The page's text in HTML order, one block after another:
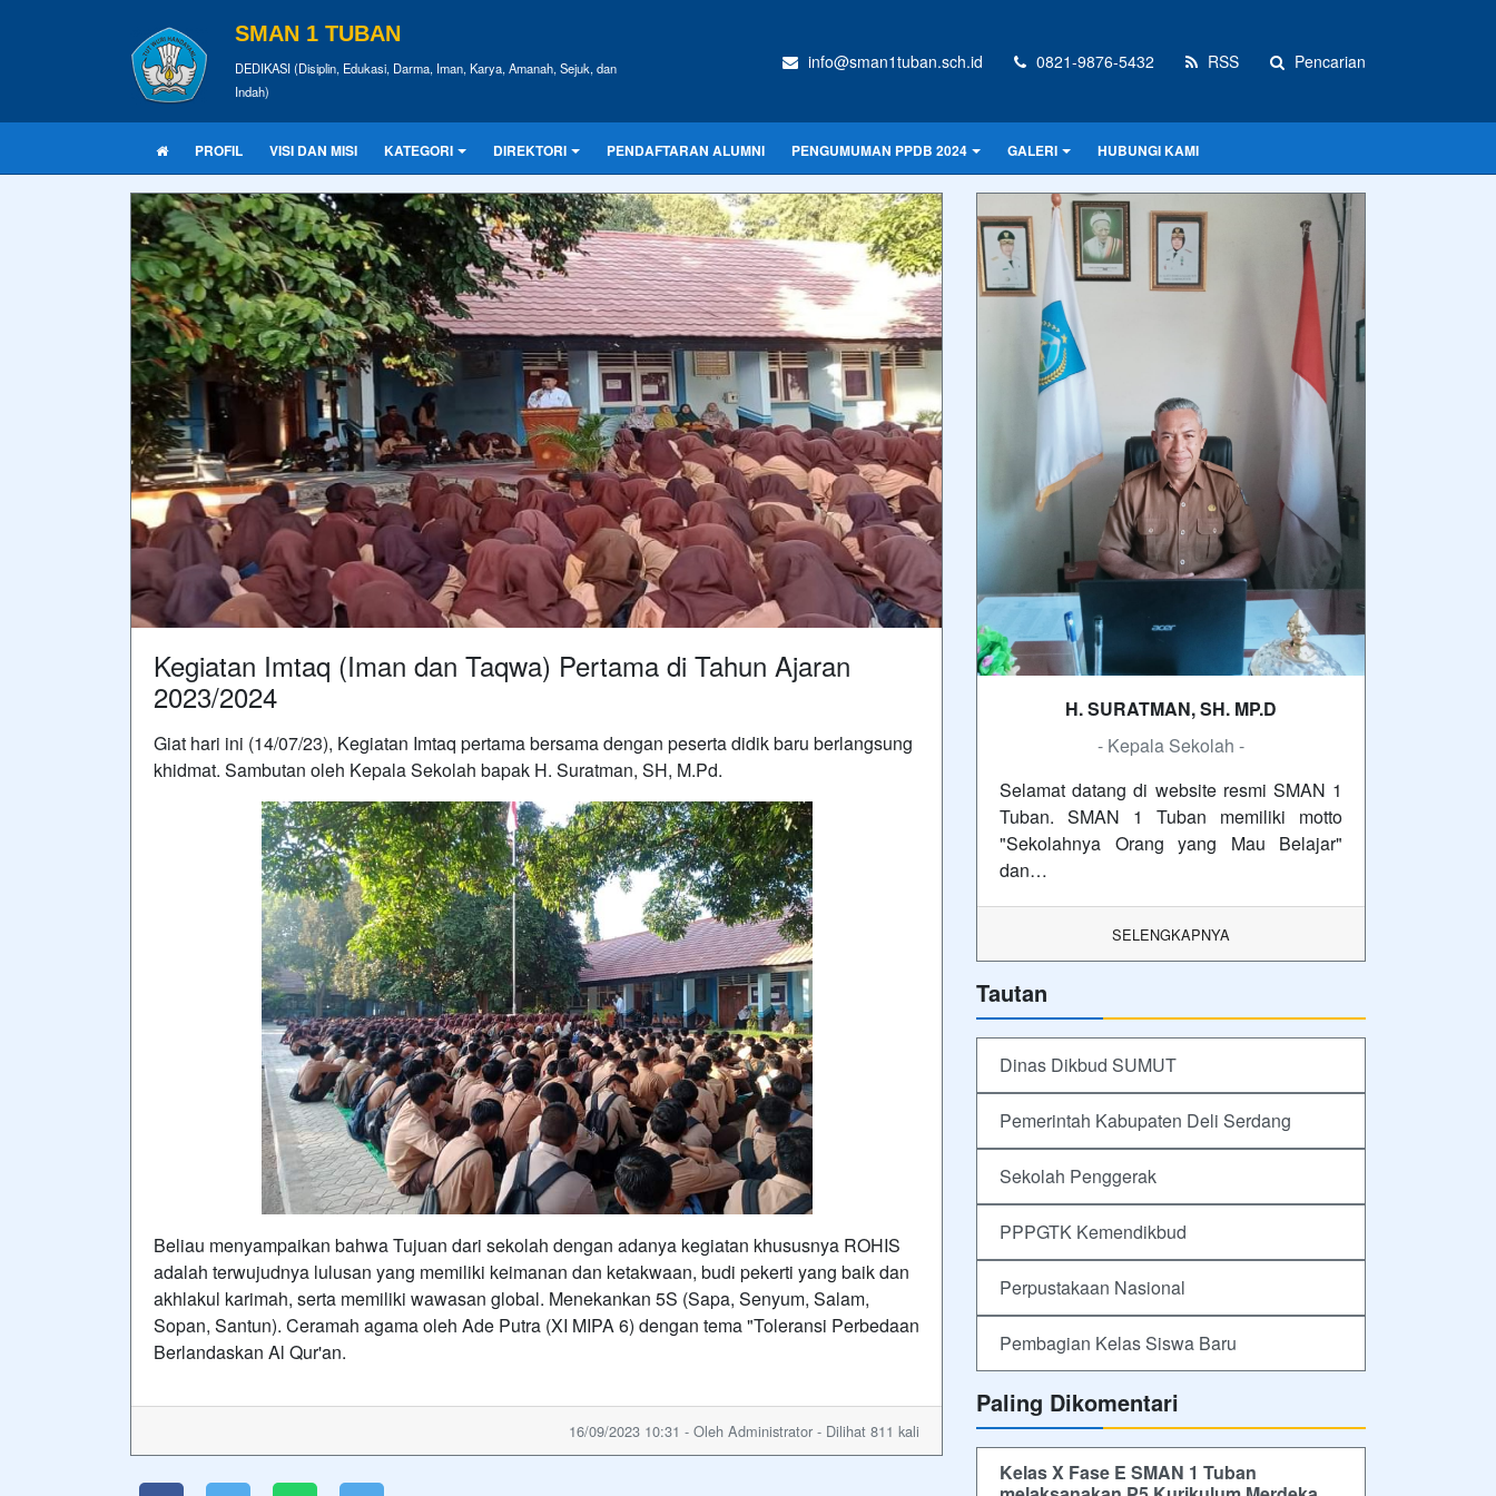
SMAN 1 TUBAN
DEDIKASI (Disiplin, Edukasi, Darma, Iman, Karya, Amanah, Sejuk, dan
Indah)
info@sman1tuban.sch.id 0821-9876-5432 RSS Pencarian
PROFIL VISI DAN MISI KATEGORI DIREKTORI PENDAFTARAN ALUMNI PENGUMUMAN PPDB 2024 GALERI HUBUNGI KAMI
Kegiatan Imtaq (Iman dan Taqwa) Pertama di Tahun Ajaran
2023/2024
Giat hari ini (14/07/23), Kegiatan Imtaq pertama bersama dengan peserta didik baru berlangsung
khidmat. Sambutan oleh Kepala Sekolah bapak H. Suratman, SH, M.Pd.
Beliau menyampaikan bahwa Tujuan dari sekolah dengan adanya kegiatan khususnya ROHIS
adalah terwujudnya lulusan yang memiliki keimanan dan ketakwaan, budi pekerti yang baik dan
akhlakul karimah, serta memiliki wawasan global. Menekankan 5S (Sapa, Senyum, Salam,
Sopan, Santun). Ceramah agama oleh Ade Putra (XI MIPA 6) dengan tema "Toleransi Perbedaan
Berlandaskan Al Qur'an.
16/09/2023 10:31 - Oleh Administrator - Dilihat 811 kali
H. SURATMAN, SH. MP.D
- Kepala Sekolah -
Selamat datang di website resmi SMAN 1
Tuban. SMAN 1 Tuban memiliki motto
"Sekolahnya Orang yang Mau Belajar"
dan…
SELENGKAPNYA
Tautan
Dinas Dikbud SUMUT
Pemerintah Kabupaten Deli Serdang
Sekolah Penggerak
PPPGTK Kemendikbud
Perpustakaan Nasional
Pembagian Kelas Siswa Baru
Paling Dikomentari
Kelas X Fase E SMAN 1 Tuban